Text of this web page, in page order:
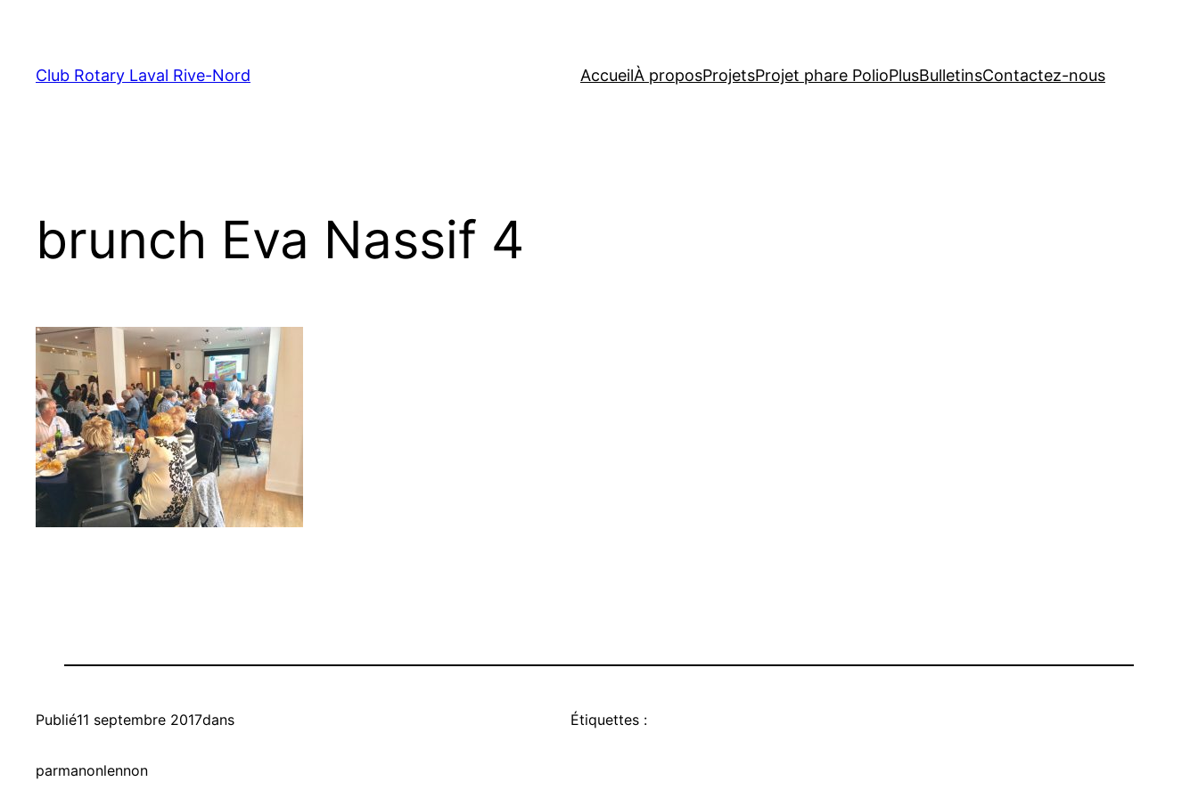
contenu
Club Rotary Laval Rive-Nord AccueilÀ proposProjetsProjet phare PolioPlusBulletinsContactez-nous
brunch Eva Nassif 4
Publié11 septembre 2017dans
parmanonlennon
Étiquettes :